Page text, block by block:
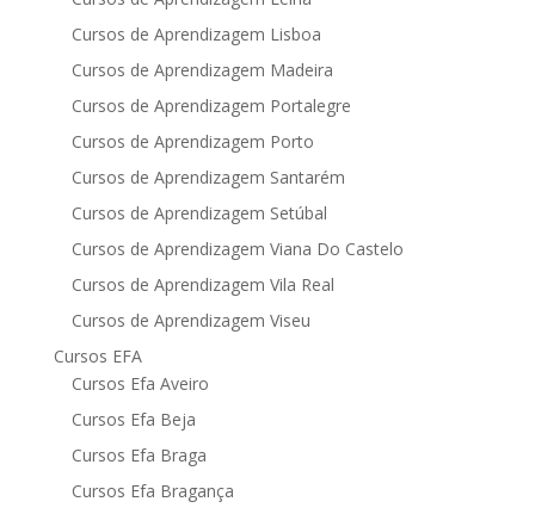
Cursos de Aprendizagem Lisboa
Cursos de Aprendizagem Madeira
Cursos de Aprendizagem Portalegre
Cursos de Aprendizagem Porto
Cursos de Aprendizagem Santarém
Cursos de Aprendizagem Setúbal
Cursos de Aprendizagem Viana Do Castelo
Cursos de Aprendizagem Vila Real
Cursos de Aprendizagem Viseu
Cursos EFA
Cursos Efa Aveiro
Cursos Efa Beja
Cursos Efa Braga
Cursos Efa Bragança